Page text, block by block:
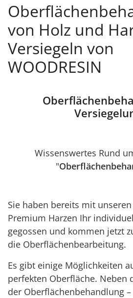
von Holz und
Versiegeln von
WOODRESIN
Wissenswertes Rund
"
Sie haben bereits mit
Premium Harzen Ihr
gegossen und kommen jetzt
die Oberflächenbearbeitung.
Es gibt einige Möglichkeiten
perfekten Oberfläche. Neben
der Oberflächenbehandlung